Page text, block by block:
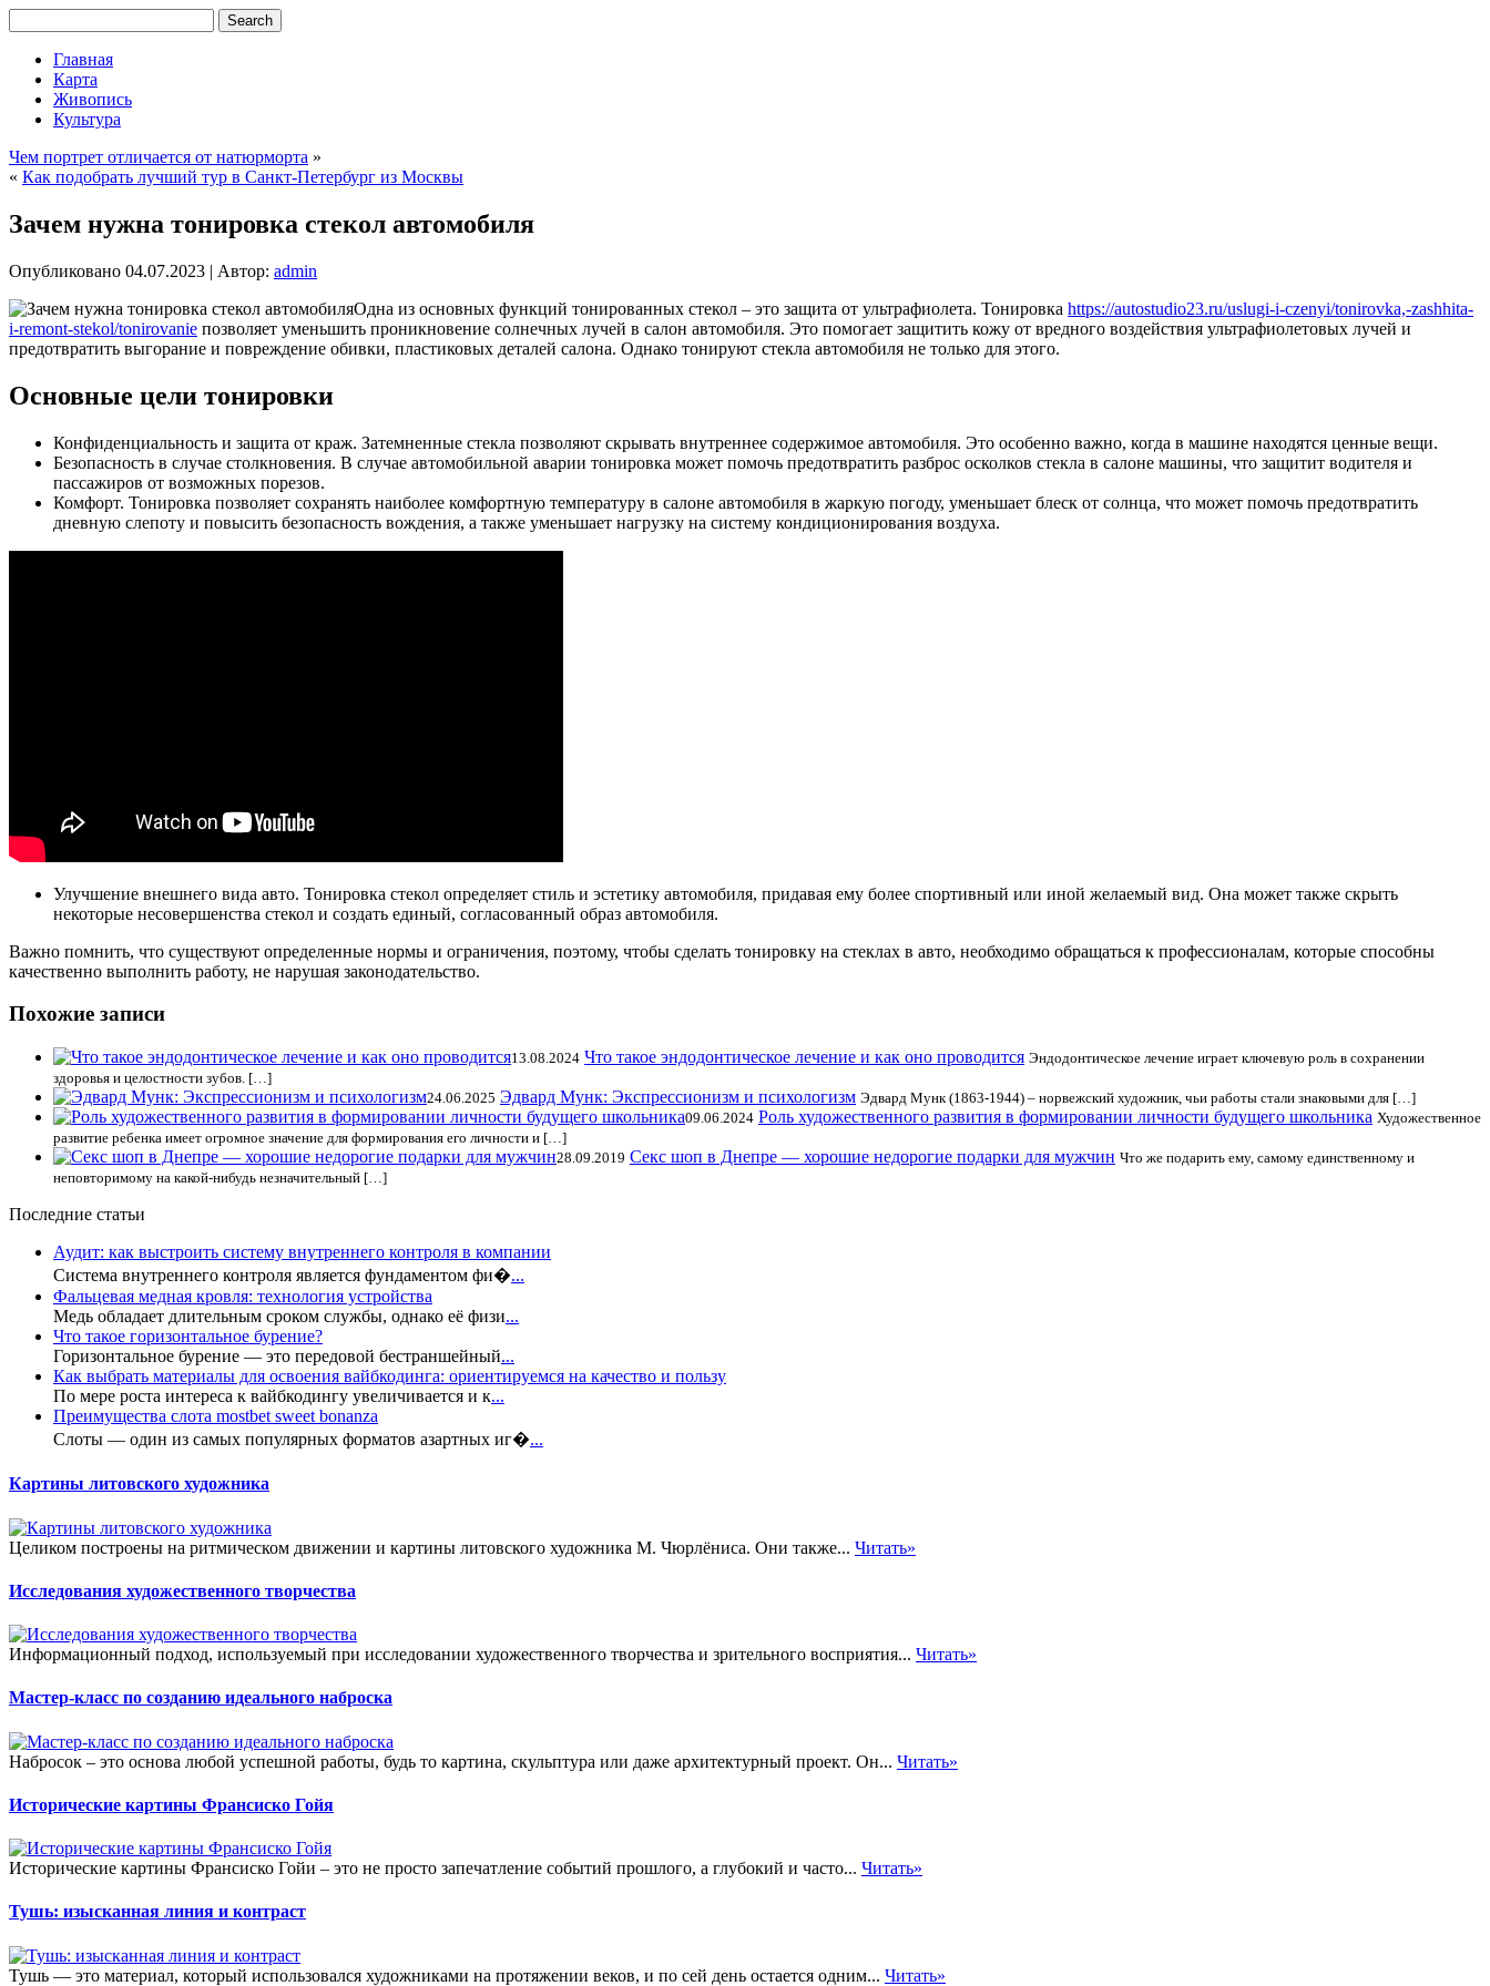
Главная
Карта
Живопись
Культура
Чем портрет отличается от натюрморта »
« Как подобрать лучший тур в Санкт-Петербург из Москвы
Зачем нужна тонировка стекол автомобиля
Опубликовано 04.07.2023 | Автор: admin
Одна из основных функций тонированных стекол – это защита от ультрафиолета. Тонировка https://autostudio23.ru/uslugi-i-czenyi/tonirovka,-zashhita-
i-remont-stekol/tonirovanie позволяет уменьшить проникновение солнечных лучей в салон автомобиля. Это помогает защитить кожу от вредного воздействия ультрафиолетовых лучей и
предотвратить выгорание и повреждение обивки, пластиковых деталей салона. Однако тонируют стекла автомобиля не только для этого.
Основные цели тонировки
Конфиденциальность и защита от краж. Затемненные стекла позволяют скрывать внутреннее содержимое автомобиля. Это особенно важно, когда в машине находятся ценные вещи.
Безопасность в случае столкновения. В случае автомобильной аварии тонировка может помочь предотвратить разброс осколков стекла в салоне машины, что защитит водителя и
пассажиров от возможных порезов.
Комфорт. Тонировка позволяет сохранять наиболее комфортную температуру в салоне автомобиля в жаркую погоду, уменьшает блеск от солнца, что может помочь предотвратить
дневную слепоту и повысить безопасность вождения, а также уменьшает нагрузку на систему кондиционирования воздуха.
Улучшение внешнего вида авто. Тонировка стекол определяет стиль и эстетику автомобиля, придавая ему более спортивный или иной желаемый вид. Она может также скрыть
некоторые несовершенства стекол и создать единый, согласованный образ автомобиля.
Важно помнить, что существуют определенные нормы и ограничения, поэтому, чтобы сделать тонировку на стеклах в авто, необходимо обращаться к профессионалам, которые способны
качественно выполнить работу, не нарушая законодательство.
Похожие записи
13.08.2024 Что такое эндодонтическое лечение и как оно проводится Эндодонтическое лечение играет ключевую роль в сохранении
здоровья и целостности зубов. […]
24.06.2025 Эдвард Мунк: Экспрессионизм и психологизм Эдвард Мунк (1863-1944) – норвежский художник, чьи работы стали знаковыми для […]
09.06.2024 Роль художественного развития в формировании личности будущего школьника Художественное
развитие ребенка имеет огромное значение для формирования его личности и […]
28.09.2019 Секс шоп в Днепре — хорошие недорогие подарки для мужчин Что же подарить ему, самому единственному и
неповторимому на какой-нибудь незначительный […]
Последние статьи
Аудит: как выстроить систему внутреннего контроля в компании
Система внутреннего контроля является фундаментом фи�...
Фальцевая медная кровля: технология устройства
Медь обладает длительным сроком службы, однако её физи...
Что такое горизонтальное бурение?
Горизонтальное бурение — это передовой бестраншейный...
Как выбрать материалы для освоения вайбкодинга: ориентируемся на качество и пользу
По мере роста интереса к вайбкодингу увеличивается и к...
Преимущества слота mostbet sweet bonanza
Слоты — один из самых популярных форматов азартных иг�...
Картины литовского художника
Целиком построены на ритмическом движении и картины литовского художника М. Чюрлёниса. Они также... Читать»
Исследования художественного творчества
Информационный подход, используемый при исследовании художественного творчества и зрительного восприятия... Читать»
Мастер-класс по созданию идеального наброска
Набросок – это основа любой успешной работы, будь то картина, скульптура или даже архитектурный проект. Он... Читать»
Исторические картины Франсиско Гойя
Исторические картины Франсиско Гойи – это не просто запечатление событий прошлого, а глубокий и часто... Читать»
Тушь: изысканная линия и контраст
Тушь — это материал, который использовался художниками на протяжении веков, и по сей день остается одним... Читать»